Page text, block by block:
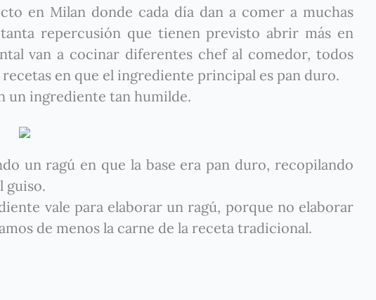
en Milan donde cada día dan a comer a muchas
repercusión que tienen previsto abrir más en
van a cocinar diferentes chef al comedor, todos
en que el ingrediente principal es pan duro.
un ingrediente tan humilde.
un ragú en que la base era pan duro, recopilando
guiso.
vale para elaborar un ragú, porque no elaborar
de menos la carne de la receta tradicional.